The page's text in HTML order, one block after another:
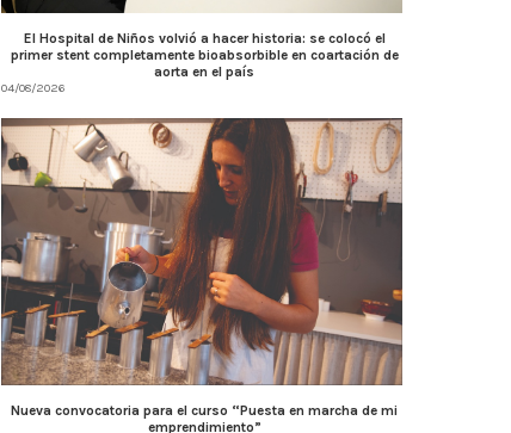
El Hospital de Niños volvió a hacer historia: se colocó el
primer stent completamente bioabsorbible en coartación de
aorta en el país
04/08/2026
Nueva convocatoria para el curso “Puesta en marcha de mi
emprendimiento”